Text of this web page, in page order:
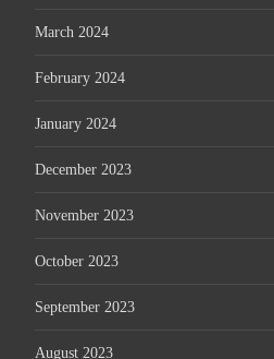
March 2024
February 2024
January 2024
December 2023
November 2023
October 2023
September 2023
August 2023